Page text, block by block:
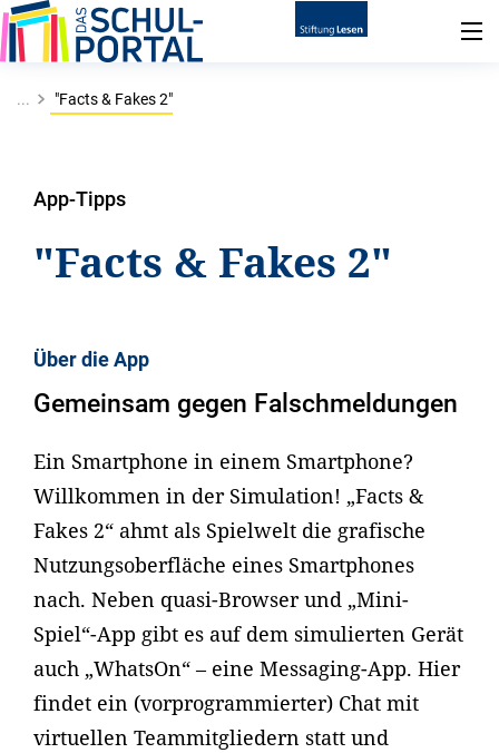
... "Facts & Fakes 2"
App-Tipps
"Facts & Fakes 2"
Über die App
Gemeinsam gegen Falschmeldungen
Ein Smartphone in einem Smartphone?
Willkommen in der Simulation! „Facts &
Fakes 2“ ahmt als Spielwelt die grafische
Nutzungsoberfläche eines Smartphones
nach. Neben quasi-Browser und „Mini-
Spiel“-App gibt es auf dem simulierten Gerät
auch „WhatsOn“ – eine Messaging-App. Hier
findet ein (vorprogrammierter) Chat mit
virtuellen Teammitgliedern statt und